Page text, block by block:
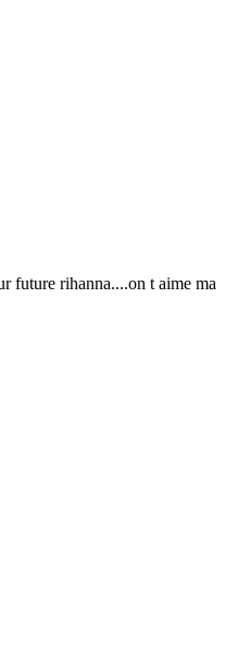
future rihanna....on t aime ma